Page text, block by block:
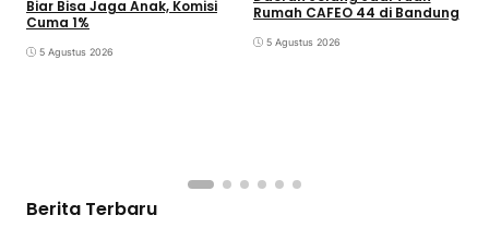
Biar Bisa Jaga Anak, Komisi
Cuma 1%
5 Agustus 2026
Rumah CAFEO 44 di Bandung
5 Agustus 2026
Berita Terbaru